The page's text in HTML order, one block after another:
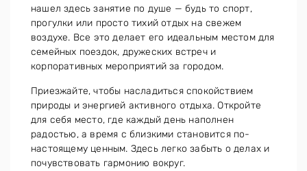
нашел здесь занятие по душе — будь то спорт,
прогулки или просто тихий отдых на свежем
воздухе. Все это делает его идеальным местом для
семейных поездок, дружеских встреч и
корпоративных мероприятий за городом.
Приезжайте, чтобы насладиться спокойствием
природы и энергией активного отдыха. Откройте
для себя место, где каждый день наполнен
радостью, а время с близкими становится по-
настоящему ценным. Здесь легко забыть о делах и
почувствовать гармонию вокруг.